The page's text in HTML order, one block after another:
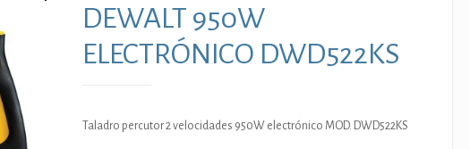
DEWALT 950W
ELECTRÓNICO DWD522KS
Taladro percutor 2 velocidades 950W electrónico MOD. DWD522KS